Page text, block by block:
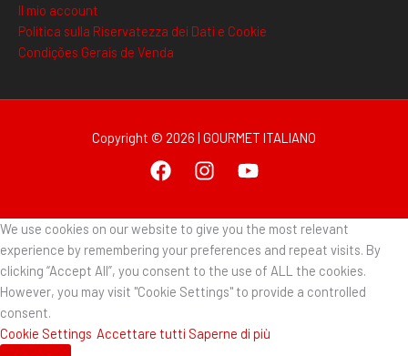
Il mio account
Politica sulla Riservatezza dei Dati e Cookie
Condições Gerais de Venda
Copyright © 2026 | GOURMET ITALIANO
We use cookies on our website to give you the most relevant
experience by remembering your preferences and repeat visits. By
clicking “Accept All”, you consent to the use of ALL the cookies.
However, you may visit "Cookie Settings" to provide a controlled
consent.
Cookie Settings Accettare tutti Saperne di più